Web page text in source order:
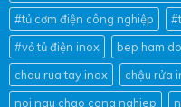
#tủ cơm điện công nghiệp
#vỏ tủ điện inox
bep ham
chau rua tay inox
chậu rửa
noi nau chao cong nghiep